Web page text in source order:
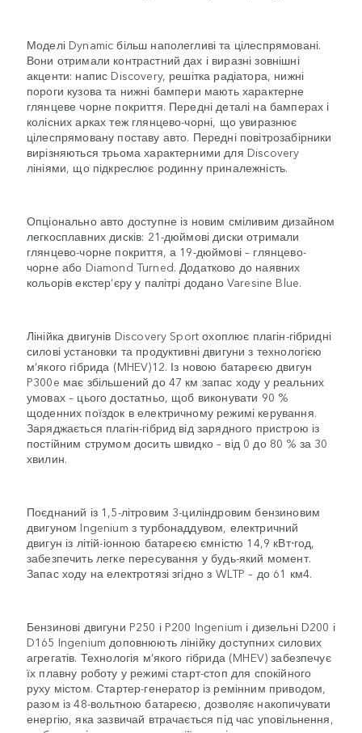
Моделі Dynamic більш наполегливі та цілеспрямовані.
Вони отримали контрастний дах і виразні зовнішні
акценти: напис Discovery, решітка радіатора, нижні
пороги кузова та нижні бампери мають характерне
глянцеве чорне покриття. Передні деталі на бамперах і
колісних арках теж глянцево-чорні, що увиразнює
цілеспрямовану поставу авто. Передні повітрозабірники
вирізняються трьома характерними для Discovery
лініями, що підкреслює родинну приналежність.
Опціонально авто доступне із новим сміливим дизайном
легкосплавних дисків: 21-дюймові диски отримали
глянцево-чорне покриття, а 19-дюймові – глянцево-
чорне або Diamond Turned. Додатково до наявних
кольорів екстер’єру у палітрі додано Varesine Blue.
Лінійка двигунів Discovery Sport охоплює плагін-гібридні
силові установки та продуктивні двигуни з технологією
м’якого гібрида (MHEV)12. Із новою батареєю двигун
P300e має збільшений до 47 км запас ходу у реальних
умовах – цього достатньо, щоб виконувати 90 %
щоденних поїздок в електричному режимі керування.
Заряджається плагін-гібрид від зарядного пристрою із
постійним струмом досить швидко – від 0 до 80 % за 30
хвилин.
Поєднаний із 1,5-літровим 3-циліндровим бензиновим
двигуном Ingenium з турбонаддувом, електричний
двигун із літій-іонною батареєю ємністю 14,9 кВт⋅год,
забезпечить легке пересування у будь-який момент.
Запас ходу на електротязі згідно з WLTP – до 61 км4.
Бензинові двигуни P250 і P200 Ingenium і дизельні D200 і
D165 Ingenium доповнюють лінійку доступних силових
агрегатів. Технологія м’якого гібрида (MHEV) забезпечує
їх плавну роботу у режимі старт-стоп для спокійного
руху містом. Стартер-генератор із ремінним приводом,
разом із 48-вольтною батареєю, дозволяє накопичувати
енергію, яка зазвичай втрачається під час уповільнення,